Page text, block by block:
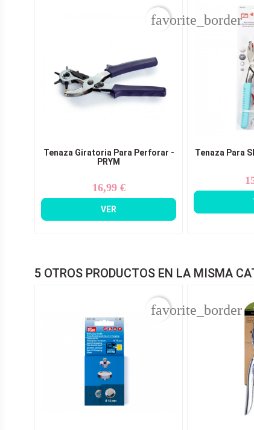
Tenaza Giratoria Para Perforar -
PRYM
Precio
16,99 €
VER
favorite_border
Tenaza Para
5 OTROS PRODUCTOS EN LA MISMA
favorite_border